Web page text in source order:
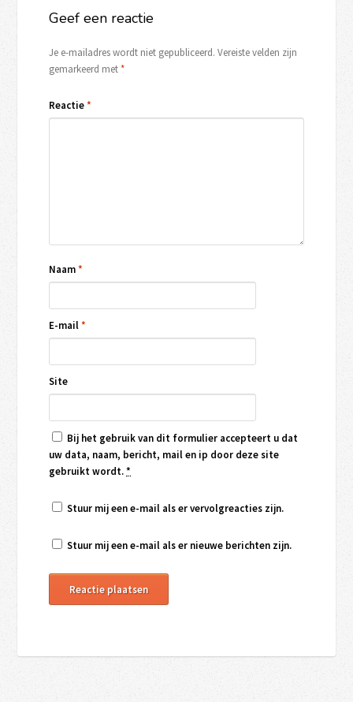
Geef een reactie
Je e-mailadres wordt niet gepubliceerd. Vereiste velden zijn
gemarkeerd met*
Reactie*
Naam*
E-mail*
Site
Bij het gebruik van dit formulier accepteert u dat
uw data, naam, bericht, mail en ip door deze site
gebruikt wordt.*
Stuur mij een e-mail als er vervolgreacties zijn.
Stuur mij een e-mail als er nieuwe berichten zijn.